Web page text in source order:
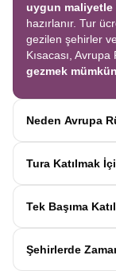
uygun maliyetle
hazırlanır. Tur
gezilen şehirler
Kısacası, Avrupa
gezmek
Neden Avrupa
ülkeyikeşfedin!
Tura Katılmak
seyahat
Tek Başıma
katıldığınızda
Şehirlerde